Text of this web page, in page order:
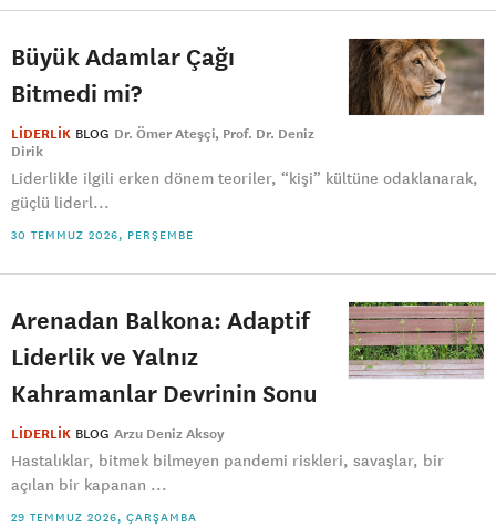
Büyük Adamlar Çağı
Bitmedi mi?
LİDERLİK BLOG Dr. Ömer Ateşçi Prof. Dr. Deniz
Dirik
Liderlikle ilgili erken dönem teoriler, “kişi” kültüne odaklanarak,
güçlü liderl...
30 TEMMUZ 2026, PERŞEMBE
Arenadan Balkona: Adaptif
Liderlik ve Yalnız
Kahramanlar Devrinin Sonu
LİDERLİK BLOG Arzu Deniz Aksoy
Hastalıklar, bitmek bilmeyen pandemi riskleri, savaşlar, bir
açılan bir kapanan ...
29 TEMMUZ 2026, ÇARŞAMBA